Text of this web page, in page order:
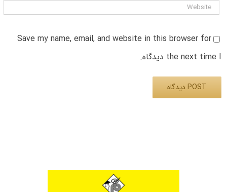
Save my name, email, and website in this browser for
the next time I دیدگاه.